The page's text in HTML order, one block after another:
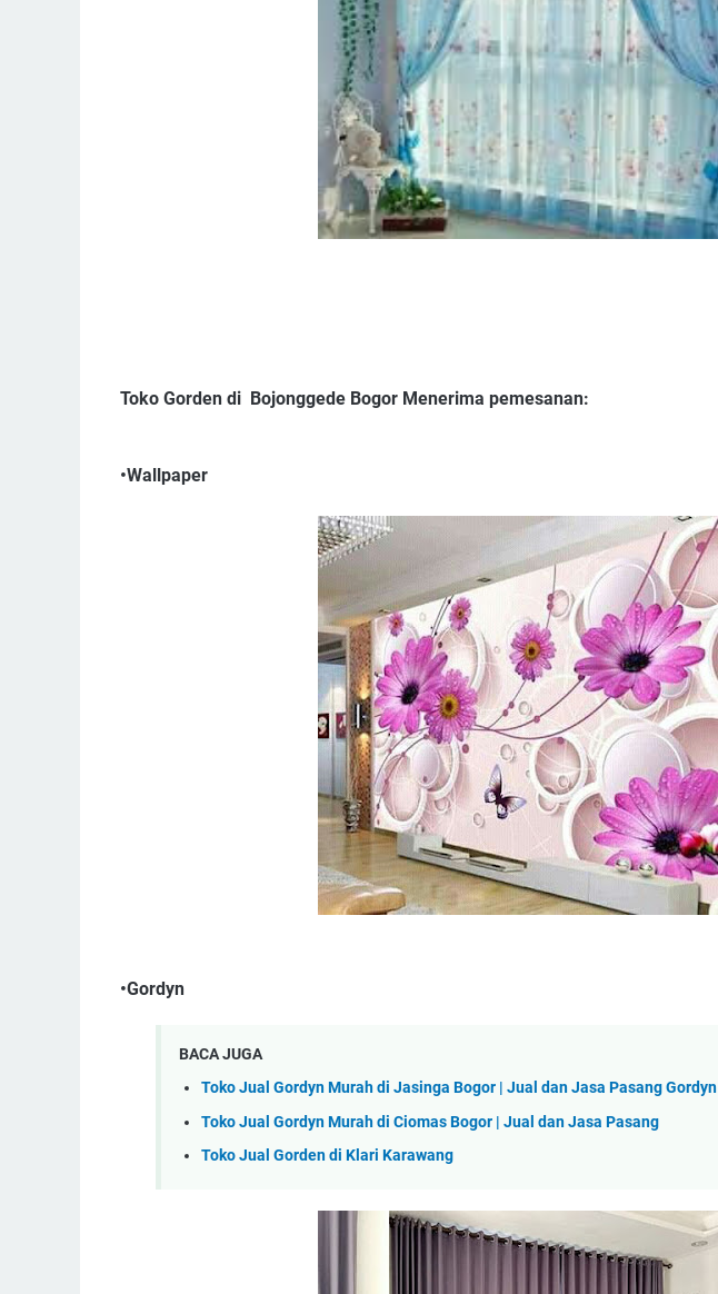
Toko Gorden di Bojonggede Bogor Menerima pemesanan:
•Wallpaper
•Gordyn
BACA JUGA
Toko Jual Gordyn Murah di Jasinga Bogor | Jual dan Jasa Pasang Gordyn
Toko Jual Gordyn Murah di Ciomas Bogor | Jual dan Jasa Pasang
Toko Jual Gorden di Klari Karawang